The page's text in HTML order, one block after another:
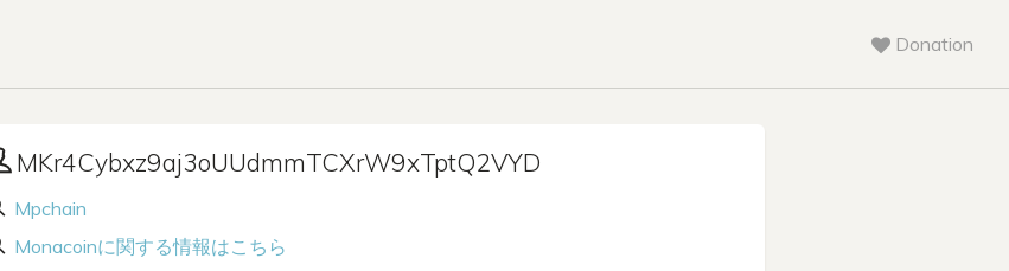
Donation
MKr4Cybxz9aj3oUUdmmTCXrW9xTptQ2VYD
Mpchain
Monacoinに関する情報はこちら